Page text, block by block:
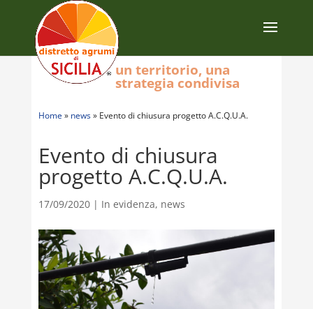
Home » news» Evento di chiusura progetto A.C.Q.U.A.
Evento di chiusura
progetto A.C.Q.U.A.
17/09/2020| In evidenza, news
un territorio, una
strategia condivisa